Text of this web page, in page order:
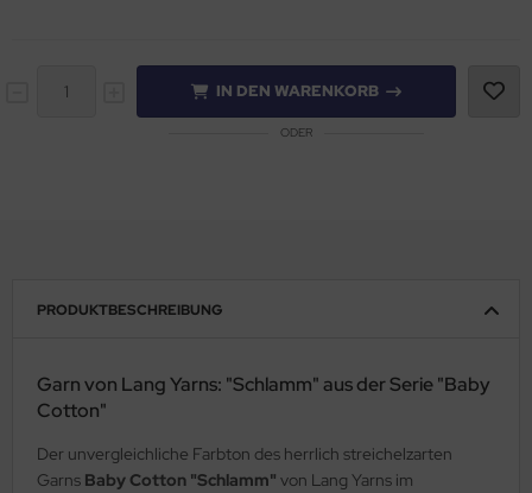
IN DEN WARENKORB
ODER
PRODUKTBESCHREIBUNG
Garn von Lang Yarns: "Schlamm" aus der Serie "Baby
Cotton"
Der unvergleichliche Farbton des herrlich streichelzarten
Garns Baby Cotton "Schlamm" von Lang Yarns im